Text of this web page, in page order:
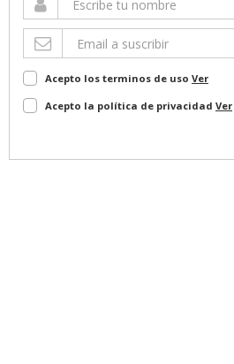
Acepto los terminos de uso Ver
Acepto la política de privacidad Ver